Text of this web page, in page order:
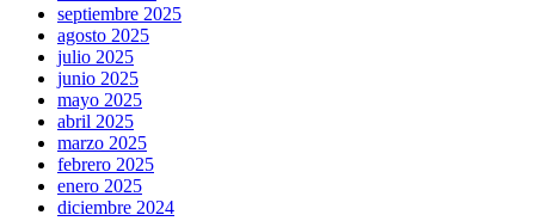
septiembre 2025
agosto 2025
julio 2025
junio 2025
mayo 2025
abril 2025
marzo 2025
febrero 2025
enero 2025
diciembre 2024